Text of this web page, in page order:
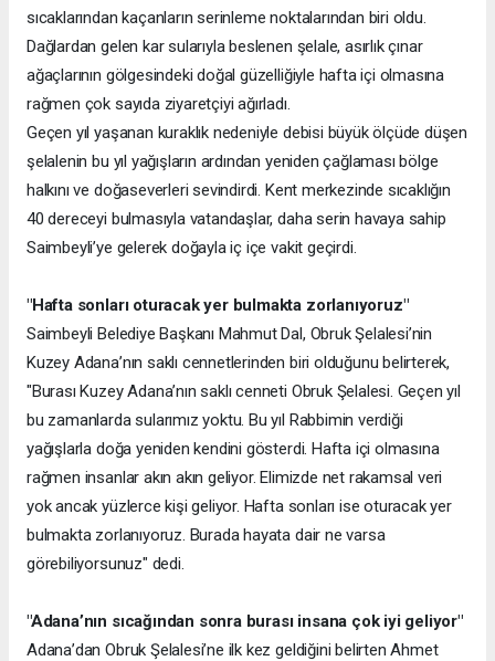
sıcaklarından kaçanların serinleme noktalarından biri oldu.
Dağlardan gelen kar sularıyla beslenen şelale, asırlık çınar
ağaçlarının gölgesindeki doğal güzelliğiyle hafta içi olmasına
rağmen çok sayıda ziyaretçiyi ağırladı.
Geçen yıl yaşanan kuraklık nedeniyle debisi büyük ölçüde düşen
şelalenin bu yıl yağışların ardından yeniden çağlaması bölge
halkını ve doğaseverleri sevindirdi. Kent merkezinde sıcaklığın
40 dereceyi bulmasıyla vatandaşlar, daha serin havaya sahip
Saimbeyli’ye gelerek doğayla iç içe vakit geçirdi.
"Hafta sonları oturacak yer bulmakta zorlanıyoruz"
Saimbeyli Belediye Başkanı Mahmut Dal, Obruk Şelalesi’nin
Kuzey Adana’nın saklı cennetlerinden biri olduğunu belirterek,
"Burası Kuzey Adana’nın saklı cenneti Obruk Şelalesi. Geçen yıl
bu zamanlarda sularımız yoktu. Bu yıl Rabbimin verdiği
yağışlarla doğa yeniden kendini gösterdi. Hafta içi olmasına
rağmen insanlar akın akın geliyor. Elimizde net rakamsal veri
yok ancak yüzlerce kişi geliyor. Hafta sonları ise oturacak yer
bulmakta zorlanıyoruz. Burada hayata dair ne varsa
görebiliyorsunuz" dedi.
"Adana’nın sıcağından sonra burası insana çok iyi geliyor"
Adana’dan Obruk Şelalesi’ne ilk kez geldiğini belirten Ahmet